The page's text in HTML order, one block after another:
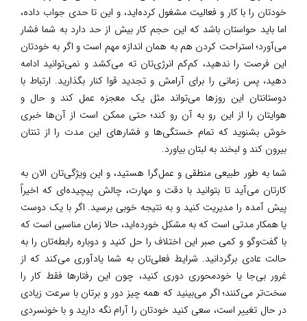
خودتان را با کار و فعالیت مشغول کرده‌اید، و این تا حدی جواب داده،
اما باید حواستان باشد که این حجم کار بیش از حد دارد به شما فشار
می‌آورد؛ استراحت کردن هم به همان اندازه مهم است و اگر به خودتان
این فرصت را ندهید، کم‌کم انرژی‌تان ته می‌کشد و نمی‌توانید ادامه
دهید، پس زمانی را برای آرامش و تجدید قوا کنار بگذارید. ارتباط با
دوستانتان این روزها می‌تواند مثل یک معجزه عمل کند و حال و
هوایتان را از این رو به آن رو کند؛ حتی ممکن است از آن‌ها خبری
خوش بشنوید که تمام خستگی‌ها و فشارهای این مدت را از تنتان
بیرون کند و لبخند به لبتان بیاورد.
شما به طور طبیعی منطقی و عمل‌گرا هستید، و این ویژگی‌تان الان به
کارتان می‌آید تا بتوانید با دقت و مهارت، چالش پیچیده‌ای که اخیراً
پیش آمده را مدیریت کنید و به نتیجه خوبی برسید. اگر با یک دوست
یا همکار مدتی است که به مشکل خورده‌اید، حالا زمان مناسبی است که
با گفت‌وگو و کمی صبر این اختلاف را حل کنید و دوباره رابطه‌تان را به
حالت عادی برگردانید. شرایط فعلی‌تان به شما یادآوری می‌کند که از
غرور بی‌جا یا خودمحوری دوری کنید، چون این رفتارها فقط کار را
سخت‌تر می‌کنند؛ اگر می‌بینید که همه چیز دور و برتان با سرعت زیادی
در حال تغییر است، سعی کنید خودتان را آرام نگه دارید و با خونسردی